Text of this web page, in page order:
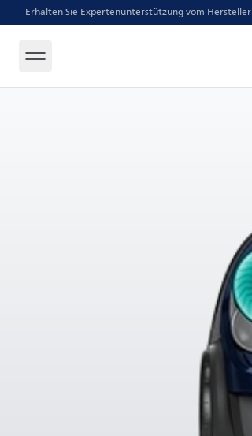
Erhalten Sie Expertenunterstützung vom Hersteller